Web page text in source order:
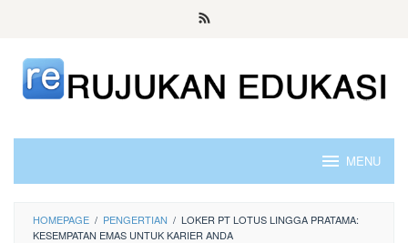
content
MENU
HOMEPAGE / PENGERTIAN / LOKER PT LOTUS LINGGA PRATAMA:
KESEMPATAN EMAS UNTUK KARIER ANDA